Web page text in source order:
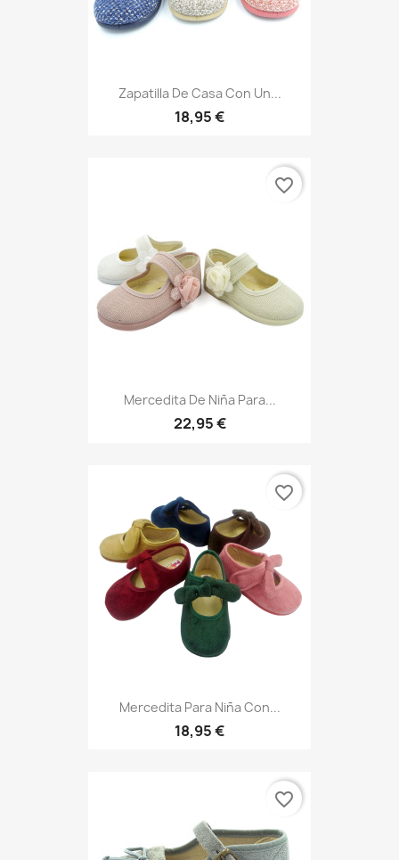
Zapatilla De Casa Con Un...
18,95 €
Mercedita De Niña Para...
22,95 €
favorite_border
Mercedita Para Niña Con...
18,95 €
favorite_border
favorite_border